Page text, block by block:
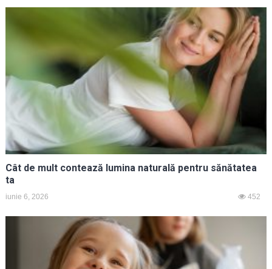
Cât de mult contează lumina naturală pentru sănătatea
ta
iunie 6, 2026 452